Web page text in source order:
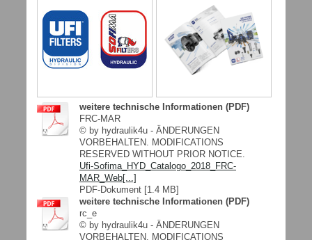
weitere technische Informationen (PDF)
FRC-MAR
© by hydraulik4u - ÄNDERUNGEN
VORBEHALTEN. MODIFICATIONS
RESERVED WITHOUT PRIOR NOTICE.
Ufi-Sofima_HYD_Catalogo_2018_FRC-
MAR_Web[...]
PDF-Dokument [1.4 MB]
weitere technische Informationen (PDF)
rc_e
© by hydraulik4u - ÄNDERUNGEN
VORBEHALTEN. MODIFICATIONS